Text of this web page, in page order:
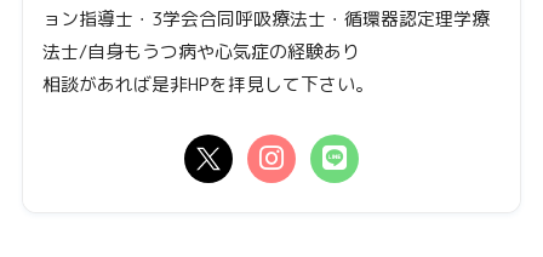
ョン指導士・3学会合同呼吸療法士・循環器認定理学療
法士/自身もうつ病や心気症の経験あり
相談があれば是非HPを拝見して下さい。